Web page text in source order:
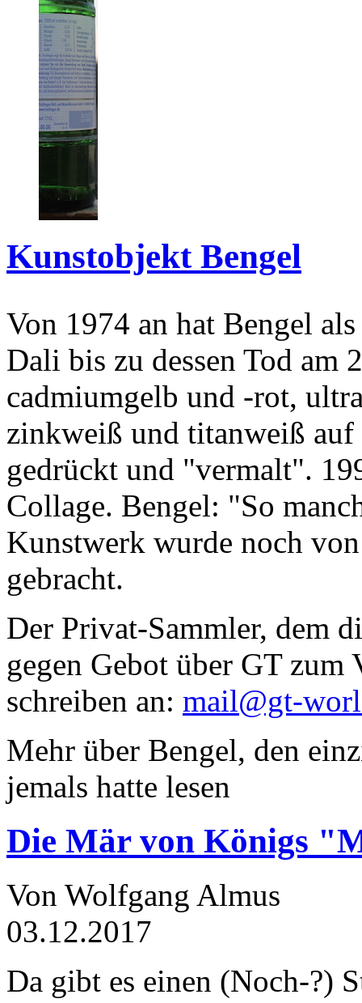
Kunstobjekt Bengel
Von 1974 an hat Bengel
Dali bis zu dessen Tod am
cadmiumgelb und -rot,
zinkweiß und titanweiß
gedrückt und "vermalt".
Collage. Bengel: "So
Kunstwerk wurde noch
gebracht.
Der Privat-Sammler, dem
gegen Gebot über GT zum
schreiben an: mail@gt-
Mehr über Bengel, den
jemals hatte lesen
Die Mär von Königs
Von Wolfgang Almus
03.12.2017
Da gibt es einen (Noch-?)